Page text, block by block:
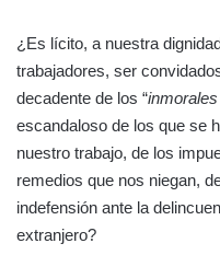
¿Es lícito, a nuestra
trabajadores, ser
decadente de los “
escandaloso de los que se
nuestro trabajo, de los
remedios que nos niegan,
indefensión ante la